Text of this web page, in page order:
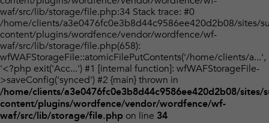
waf/src/lib/storage/file.php:34 Stack trace: #0
/home/clients/a3e0476fc0e3b8d44c9586ee420d2b08/sites/
content/plugins/wordfence/vendor/wordfence/wf-
waf/src/lib/storage/file.php(658):
wfWAFStorageFile::atomicFilePutContents('/home/clients/a...',
'<?php exit('Acc...') #1 [internal function]: wfWAFStorageFile-
>saveConfig('synced') #2 {main} thrown in
/home/clients/a3e0476fc0e3b8d44c9586ee420d2b08/sites/
content/plugins/wordfence/vendor/wordfence/wf-
waf/src/lib/storage/file.php on line 34